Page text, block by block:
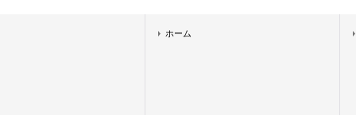
ホーム